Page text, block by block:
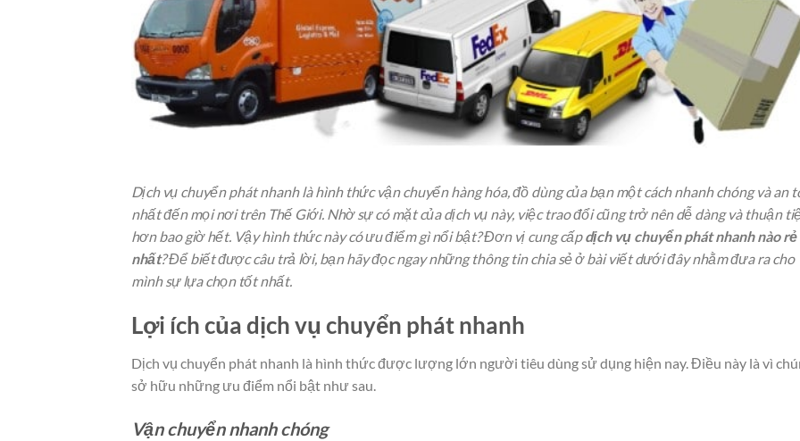
Dịch vụ chuyển phát nhanh là hình thức vận chuyển hàng hóa, đồ dùng của bạn một cách nhanh chóng và an
nhất đến mọi nơi trên Thế Giới. Nhờ sự có mặt của dịch vụ này, việc trao đổi cũng trở nên dễ dàng và thuận
hơn bao giờ hết. Vậy hình thức này có ưu điểm gì nổi bật? Đơn vị cung cấpdịch vụ chuyển phát nhanh nào rẻ
nhất? Để biết được câu trả lời, bạn hãy đọc ngay những thông tin chia sẻ ở bài viết dưới đây nhằm đưa ra cho
mình sự lựa chọn tốt nhất.
Lợi ích của dịch vụ chuyển phát nhanh
Dịch vụ chuyển phát nhanh là hình thức được lượng lớn người tiêu dùng sử dụng hiện nay. Điều này là vì
sở hữu những ưu điểm nổi bật như sau.
Vận chuyển nhanh chóng